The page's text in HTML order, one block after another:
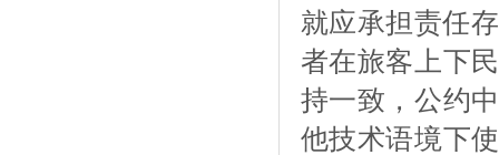
就应承担责任
者在旅客上下
持一致，公约
他技术语境下